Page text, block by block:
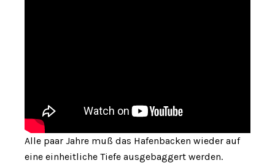
Alle paar Jahre muß das Hafenbacken wieder auf
eine einheitliche Tiefe ausgebaggert werden.